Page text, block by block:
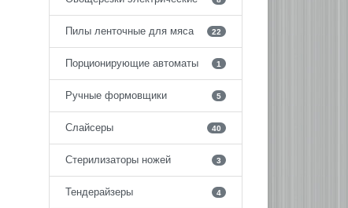
Пилы ленточные для мяса 22
Порционирующие автоматы 1
Ручные формовщики 5
Слайсеры 40
Стерилизаторы ножей 3
Тендерайзеры 4